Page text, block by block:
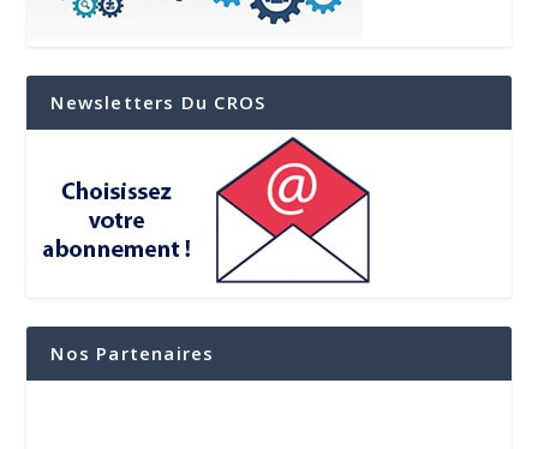
Newsletters Du CROS
Nos Partenaires